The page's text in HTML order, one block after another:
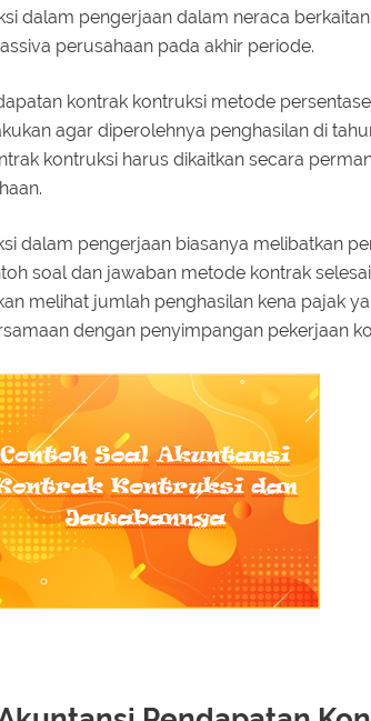
dalam pengerjaan dalam neraca
perusahaan pada akhir periode.
kontrak kontruksi metode
agar diperolehnya penghasilan di
kontruksi harus dikaitkan secara
dalam pengerjaan biasanya melibatkan
soal dan jawaban metode kontrak
melihat jumlah penghasilan kena pajak
dengan penyimpangan pekerjaan